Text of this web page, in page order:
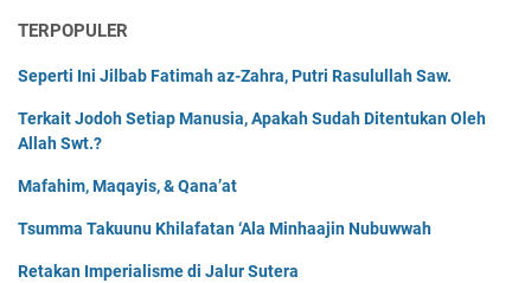
TERPOPULER
Seperti Ini Jilbab Fatimah az-Zahra, Putri Rasulullah Saw.
Terkait Jodoh Setiap Manusia, Apakah Sudah Ditentukan Oleh
Allah Swt.?
Mafahim, Maqayis, & Qana’at
Tsumma Takuunu Khilafatan ‘Ala Minhaajin Nubuwwah
Retakan Imperialisme di Jalur Sutera